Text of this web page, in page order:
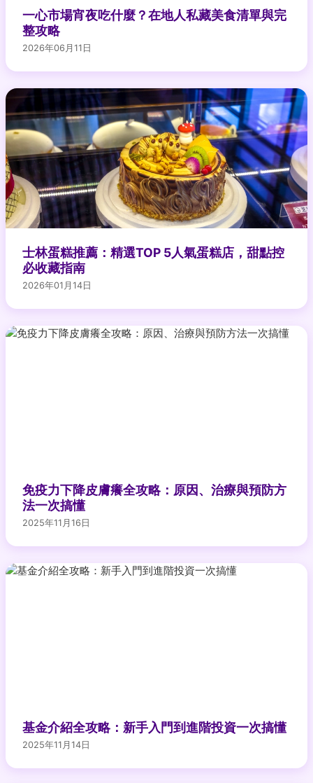
一心市場宵夜吃什麼？在地人私藏美食清單與完
整攻略
2026年06月11日
士林蛋糕推薦：精選TOP 5人氣蛋糕店，甜點控
必收藏指南
2026年01月14日
免疫力下降皮膚癢全攻略：原因、治療與預防方
法一次搞懂
2025年11月16日
基金介紹全攻略：新手入門到進階投資一次搞懂
2025年11月14日